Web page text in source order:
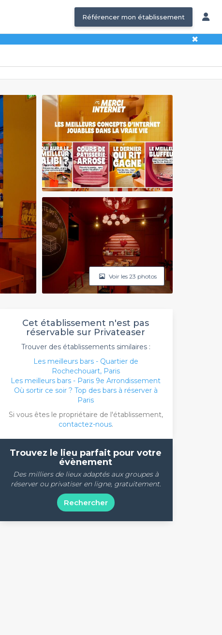
Référencer mon établissement
✖
Voir les 23 photos
Cet établissement n'est pas
réservable sur Privateaser
Trouver des établissements similaires :
Les meilleurs bars - Quartier de
Rochechouart, Paris
Les meilleurs bars - Paris 9e Arrondissement
Où sortir ce soir ? Top des bars à réserver à
Paris
Si vous êtes le propriétaire de l'établissement,
contactez-nous.
Trouvez le lieu parfait pour votre
évènement
Des milliers de lieux adaptés aux groupes à
réserver ou privatiser en ligne, gratuitement.
Rechercher